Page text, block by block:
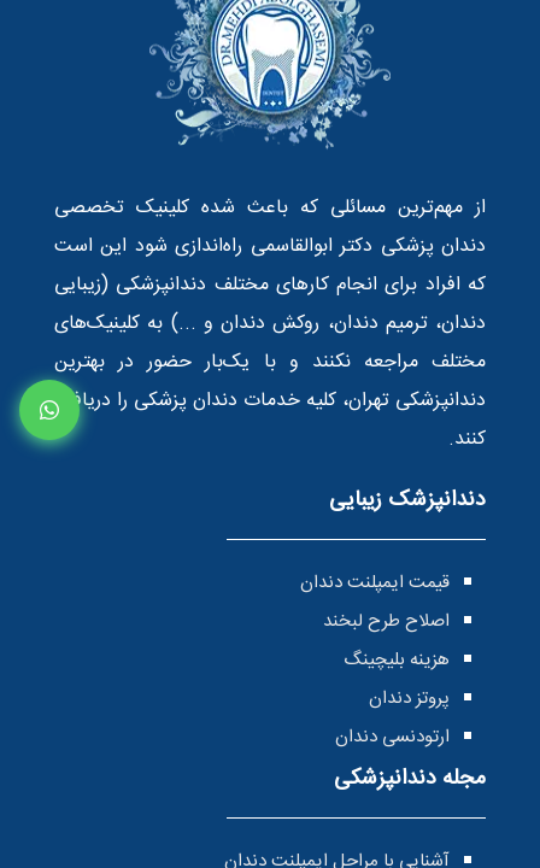
از مهم‌ترین مسائلی که باعث شده کلینیک تخصصی
دندان پزشکی دکتر ابوالقاسمی راه‌اندازی شود این است
که افراد برای انجام کارهای مختلف دندانپزشکی (زیبایی
دندان، ترمیم دندان، روکش دندان و ...) به کلینیک‌های
مختلف مراجعه نکنند و با یک‌بار حضور در بهترین
دندانپزشکی تهران، کلیه خدمات دندان پزشکی را دریافت
کنند.
دندانپزشک زیبایی
قیمت ایمپلنت دندان
اصلاح طرح لبخند
هزینه بلیچینگ
پروتز دندان
ارتودنسی دندان
مجله دندانپزشکی
آشنایی با مراحل ایمپلنت دندان